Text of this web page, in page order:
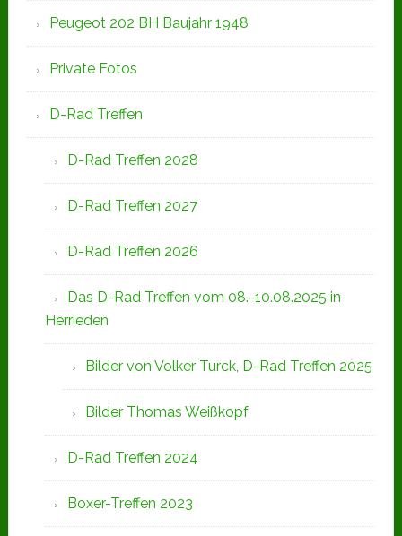
Peugeot 202 BH Baujahr 1948
Private Fotos
D-Rad Treffen
D-Rad Treffen 2028
D-Rad Treffen 2027
D-Rad Treffen 2026
Das D-Rad Treffen vom 08.-10.08.2025 in
Herrieden
Bilder von Volker Turck, D-Rad Treffen 2025
Bilder Thomas Weißkopf
D-Rad Treffen 2024
Boxer-Treffen 2023